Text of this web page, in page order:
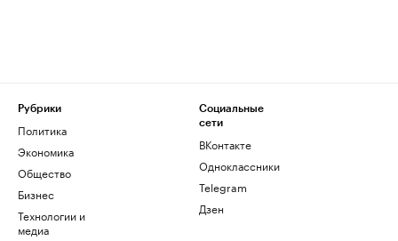
Рубрики
Политика
Экономика
Общество
Бизнес
Технологии и
медиа
Социальные
сети
ВКонтакте
Одноклассники
Telegram
Дзен